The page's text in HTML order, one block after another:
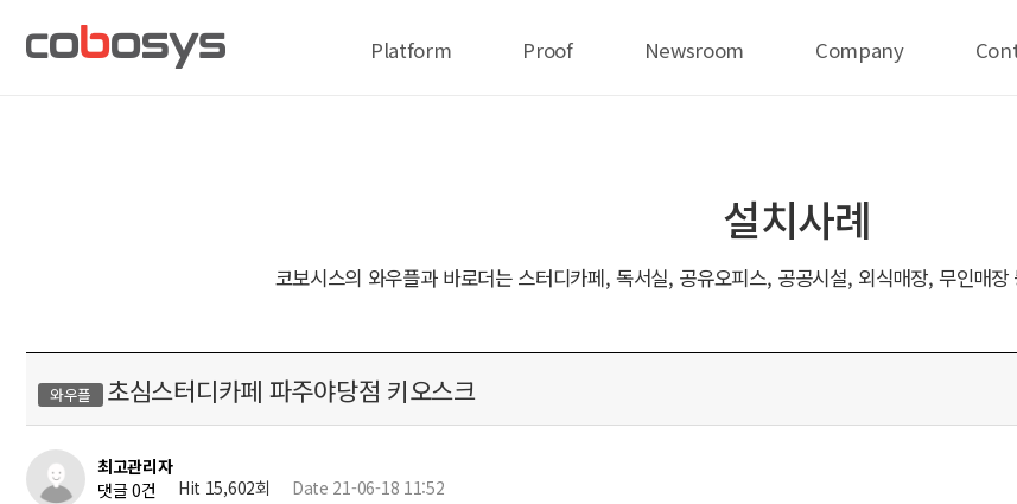
Platform Proof Newsroom Company
설치사례
코보시스의 와우플과 바로더는 스터디카페, 독서실, 공유오피스, 공공시설, 외식매장, 무인매
와우플 초심스터디카페 파주야당점 키오스크
최고관리자
댓글 0건
Hit 15,602회 Date 21-06-18 11:52